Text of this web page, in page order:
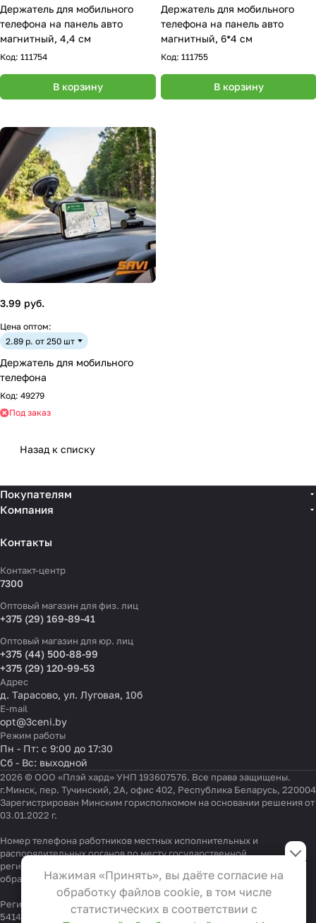
Держатель для мобильного
телефона на панель авто
магнитный, 4,4 см
Код: 111754
В корзину
Держатель для мобильного
телефона на панель авто
магнитный, 6*4 см
Код: 111755
В корзину
3.99 руб.
Цена оптом:
2.89 р. от 250 шт
Держатель для мобильного
телефона
Код: 49279
Под заказ
Назад к списку
Покупателям
Компания
Контакты
Контакт-центр
7300
Оптовый магазин для физ. лиц
+375 (29) 169-89-41
Оптовый магазин для юр. лиц
+375 (44) 500-88-99
+375 (29) 120-99-53
Адрес
д. Тарасово, ул. Луговая, 10б
E-mail
opt@3ceni.by
Режим работы
Пн - Пт: с 9:00 до 17:30
Сб - Вс: выходной
2026 © ООО «Плэй хард» УНП 193607576. Все права защищены.
г.Минск, пер. Тучинский, 2А, офис 402, Республика Беларусь, 220004
Зарегистрирован Минским горисполкомом на основании решения от
03.01.2022 г.
Номер телефона работников местных исполнительных и
распорядительных органов по месту государственной
регистрации ООО «Плэй хард», уполномоченных рассматривать
обращения покупателей:+375 17 323-41-58,+375 17 370-30-64
Регистрационный номер в Торговом реестре Республики Беларусь
541404 от 19.09.2022
Настройки файлов cookie
Функциональные
Эти файлы необходимы для
функционирования сайта и не
могут быть отключены в наших
Нажимая «Принять», вы даёте согласие на
обработку файлов cookie, в том числе
статистических в соответствии с